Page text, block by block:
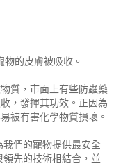
的皮膚被吸收。
質，市面上有些防蟲藥
，發揮其功效。正因為
被有害化學物質損壞。
我們的寵物提供最安全
先的技術相結合，並